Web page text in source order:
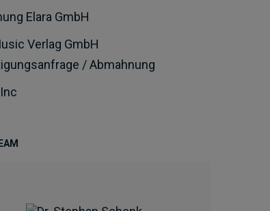
Elara GmbH
Verlag GmbH
/ Abmahnung